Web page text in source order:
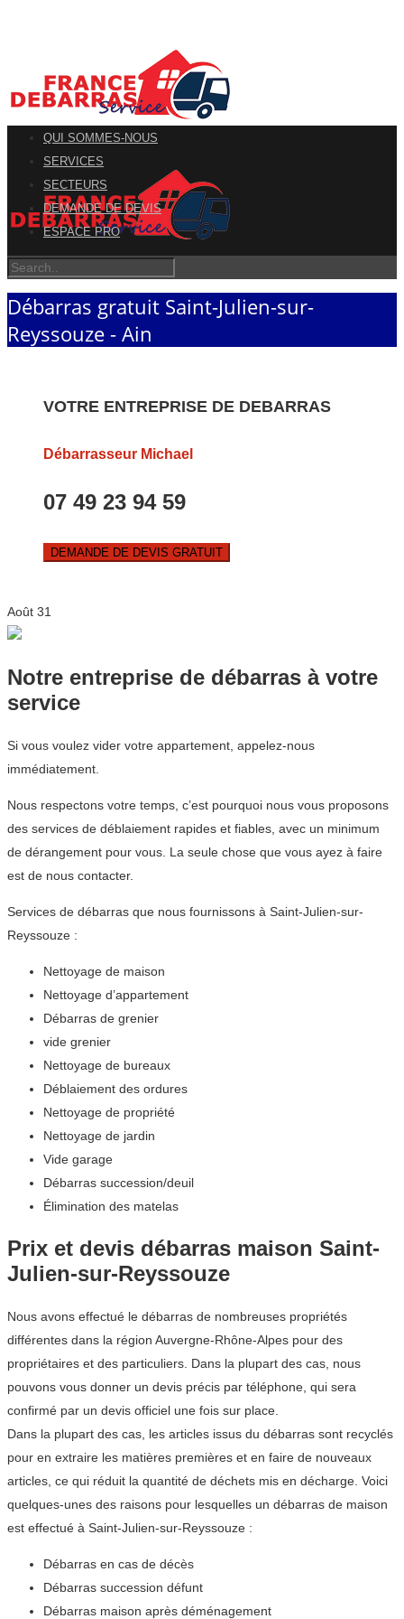
QUI SOMMES-NOUS
SERVICES
SECTEURS
DEMANDE DE DEVIS
ESPACE PRO
Débarras gratuit Saint-Julien-sur-
Reyssouze - Ain
VOTRE ENTREPRISE DE DEBARRAS
Débarrasseur Michael
07 49 23 94 59
DEMANDE DE DEVIS GRATUIT
Août 31
Notre entreprise de débarras à votre
service
Si vous voulez vider votre appartement, appelez-nous
immédiatement.
Nous respectons votre temps, c’est pourquoi nous vous proposons
des services de déblaiement rapides et fiables, avec un minimum
de dérangement pour vous. La seule chose que vous ayez à faire
est de nous contacter.
Services de débarras que nous fournissons à Saint-Julien-sur-
Reyssouze :
Nettoyage de maison
Nettoyage d’appartement
Débarras de grenier
vide grenier
Nettoyage de bureaux
Déblaiement des ordures
Nettoyage de propriété
Nettoyage de jardin
Vide garage
Débarras succession/deuil
Élimination des matelas
Prix et devis débarras maison Saint-
Julien-sur-Reyssouze
Nous avons effectué le débarras de nombreuses propriétés
différentes dans la région Auvergne-Rhône-Alpes pour des
propriétaires et des particuliers. Dans la plupart des cas, nous
pouvons vous donner un devis précis par téléphone, qui sera
confirmé par un devis officiel une fois sur place.
Dans la plupart des cas, les articles issus du débarras sont recyclés
pour en extraire les matières premières et en faire de nouveaux
articles, ce qui réduit la quantité de déchets mis en décharge. Voici
quelques-unes des raisons pour lesquelles un débarras de maison
est effectué à Saint-Julien-sur-Reyssouze :
Débarras en cas de décès
Débarras succession défunt
Débarras maison après déménagement